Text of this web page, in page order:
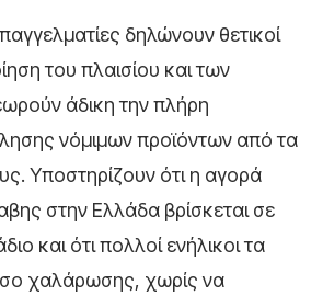
δηλώνουν θετικοί
του πλαισίου και των
άδικη την πλήρη
νόμιμων προϊόντων από τα
Υποστηρίζουν ότι η αγορά
στην Ελλάδα βρίσκεται σε
και ότι πολλοί ενήλικοι τα
χαλάρωσης, χωρίς να